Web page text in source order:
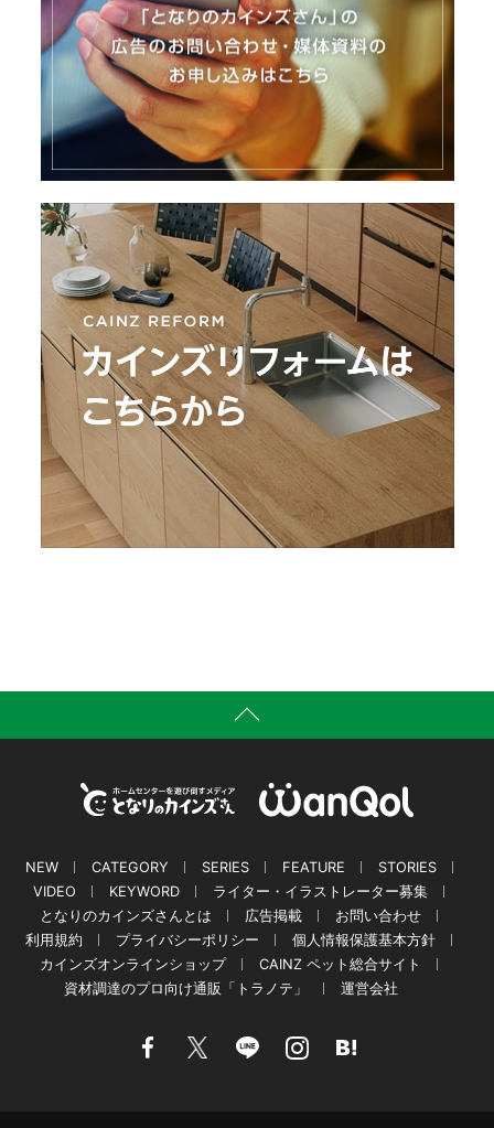
NEW CATEGORY SERIES FEATURE
STORIES
VIDEO
KEYWORD
ライター・イラストレーター募集
となりのカインズさんとは
広告掲載
お問い合わせ
利用規約
プライバシーポリシー
個人情報保護基本方針
カインズオンラインショップ
CAINZ ペット総合サイト
資材調達のプロ向け通販「トラノテ」
運営会社